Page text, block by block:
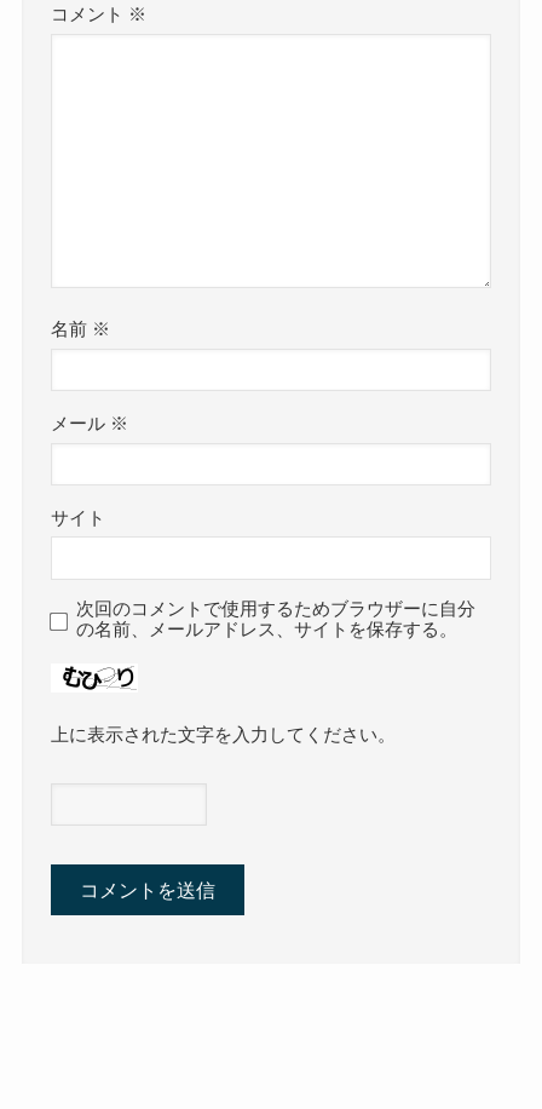
コメント ※
名前 ※
メール ※
サイト
次回のコメントで使用するためブラウザーに自分
の名前、メールアドレス、サイトを保存する。
上に表示された文字を入力してください。